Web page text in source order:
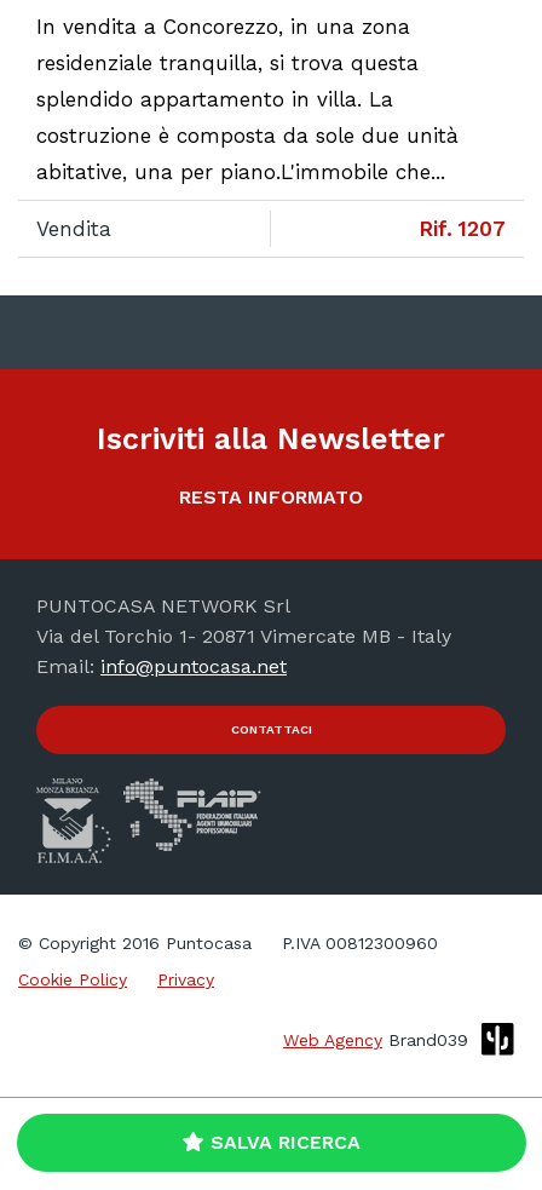
In vendita a Concorezzo, in una zona
residenziale tranquilla, si trova questa
splendido appartamento in villa. La
costruzione è composta da sole due unità
abitative, una per piano.L'immobile che...
Vendita Rif. 1207
SALVA RICERCA
Iscriviti alla Newsletter
RESTA INFORMATO
PUNTOCASA NETWORK Srl
Via del Torchio 1- 20871 Vimercate MB - Italy
Email: info@puntocasa.net
CONTATTACI
© Copyright 2016 Puntocasa
P.IVA 00812300960
Cookie Policy
Privacy
Web Agency Brand039